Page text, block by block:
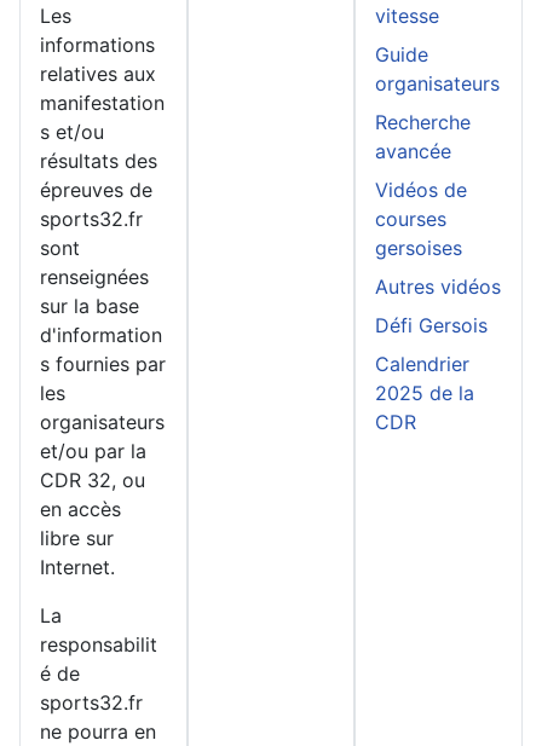
Les
informations
relatives aux
manifestation
s et/ou
résultats des
épreuves de
sports32.fr
sont
renseignées
sur la base
d'information
s fournies par
les
organisateurs
et/ou par la
CDR 32, ou
en accès
libre sur
Internet.
La
responsabilit
é de
sports32.fr
ne pourra en
vitesse
Guide
organisateurs
Recherche
avancée
Vidéos de
courses
gersoises
Autres vidéos
Défi Gersois
Calendrier
2025 de la
CDR